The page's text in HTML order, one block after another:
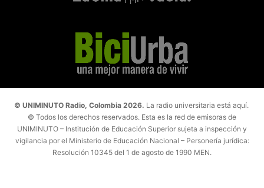
© UNIMINUTO Radio, Colombia 2026. La radio universitaria está aquí.
© Todos los derechos reservados. Esta es la red de emisoras de
UNIMINUTO – Institución de Educación Superior sujeta a inspección y
vigilancia por el Ministerio de Educación Nacional – Personería jurídica:
Resolución 10345 del 1 de agosto de 1990 MEN.